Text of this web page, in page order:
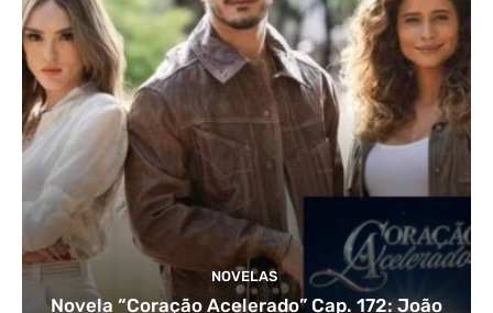
NOVELAS
Novela “Coração Acelerado” Cap. 172: João